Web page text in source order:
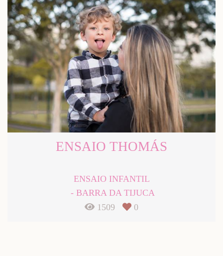
ENSAIO THOMÁS
ENSAIO INFANTIL
BARRA DA TIJUCA
1509
0